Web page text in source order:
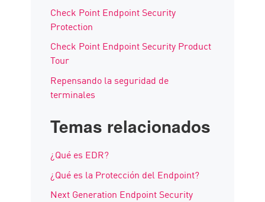
Check Point Endpoint Security
Protection
Check Point Endpoint Security Product
Tour
Repensando la seguridad de
terminales
Temas relacionados
¿Qué es EDR?
¿Qué es la Protección del Endpoint?
Next Generation Endpoint Security